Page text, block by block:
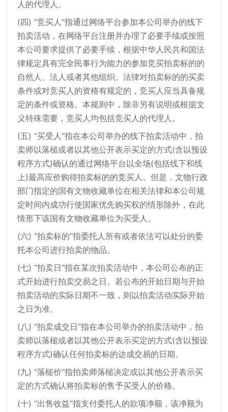
人的代理人。
(四) “竞买人”指通过网络平台参加本公司举办的线下
拍卖活动，在网络平台注册并办理了必要手续或按照
本公司要求提供了必要手续，根据中华人民共和国法
律规定具有完全民事行为能力的参加竞买拍卖标的的
自然人、法人或者其他组织。法律对拍卖标的的买卖
条件或对竞买人的资格有规定的，竞买人应当具备规
定的条件或资格。本规则中，除非另有说明或根据文
义特殊需要，竞买人均包括竞买人的代理人。
(五) “买受人”指在本公司举办的线下拍卖活动中，拍
卖师以落槌或者以其他公开表示买定的方式(含以预设
程序方式)确认的通过网络平台以全场(包括线下和线
上)最高应价购得拍卖标的的竞买人。但是，文物行政
部门指定的国有文物收藏单位在相关法律和本公司规
定时间内成功行使国家优先购买权的情形除外，在此
情形下该国有文物收藏单位为买受人。
(六) “拍卖标的”指委托人所有或者依法可以处分的委
托本公司进行拍卖的物品。
(七) “拍卖日”指在某次拍卖活动中，本公司公布的正
式开始进行拍卖交易之日。若公布的开始日期与开始
拍卖活动的实际日期不一致，则以拍卖活动实际开始
之日为准。
(八) “拍卖成交日”指在本公司举办的拍卖活动中，拍
卖师以落槌或者以其他公开表示买定的方式(含以预设
程序方式)确认任何拍卖标的达成交易的日期。
(九) “落槌价”指拍卖师落槌决定或以其他公开表示买
定的方式确认将拍卖标的售予买受人的价格。
(十) “出售收益”指支付委托人的款项净额，该净额为